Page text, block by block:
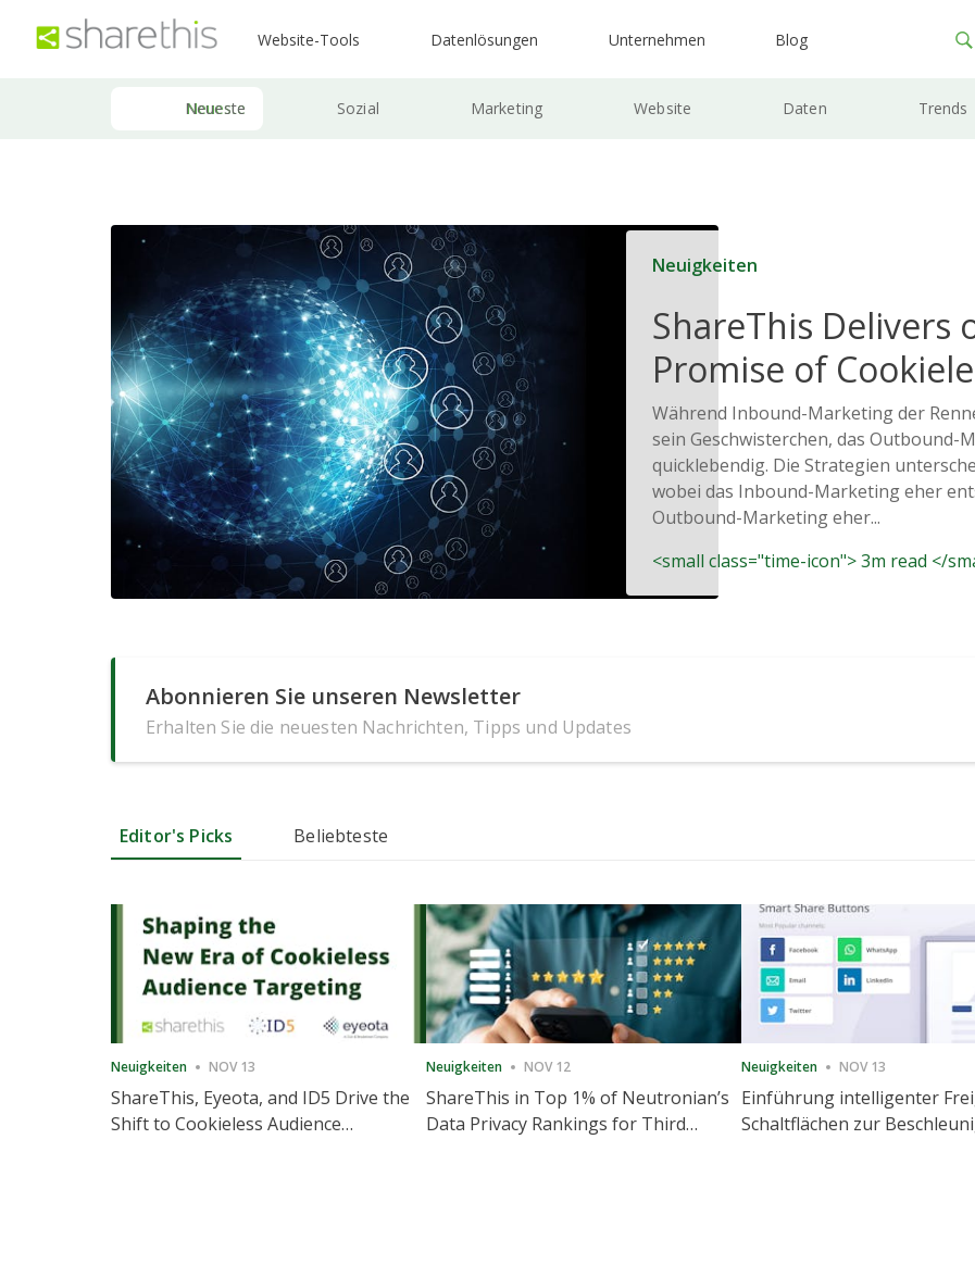
Website-Tools Datenlösungen Unternehmen Blog
Neueste Sozial Marketing Website Daten Trends
Neuigkeiten
ShareThis Delivers
Promise of
Solutions
Während Inbound-Marketing der
sein Geschwisterchen, das Outbound-
quicklebendig. Die Strategien
wobei das Inbound-Marketing eher
Outbound-Marketing eher...
<small class="time-icon"> 3m read </
Abonnieren Sie unseren Newsletter
Erhalten Sie die neuesten Nachrichten, Tipps und Updates
Editor's Picks Beliebteste
Neuigkeiten NOV 13
ShareThis, Eyeota, and ID5 Drive the
Shift to Cookieless Audience
Neuigkeiten NOV 12
ShareThis in Top 1% of Neutronian’s
Data Privacy Rankings for Third
Neuigkeiten NOV 13
Einführung intelligenter
Schaltflächen zur